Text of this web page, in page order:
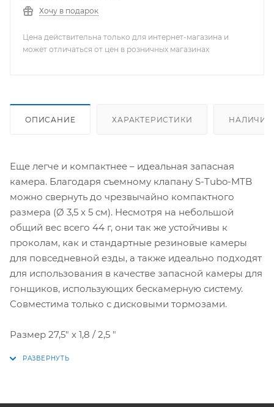
Хочу в подарок
Цена действительна только для интернет-магазина и
может отличаться от цен в розничных магазинах
ОПИСАНИЕ ХАРАКТЕРИСТИКИ НАЛИЧИЕ
Еще легче и компактнее – идеальная запасная
камера. Благодаря съемному клапану S-Tubo-MTB
можно свернуть до чрезвычайно компактного
размера (Ø 3,5 x 5 см). Несмотря на небольшой
общий вес всего 44 г, они так же устойчивы к
проколам, как и стандартные резиновые камеры
для повседневной езды, а также идеально подходят
для использования в качестве запасной камеры для
гонщиков, использующих бескамерную систему.
Совместима только с дисковыми тормозами.
Размер 27,5" х 1,8 / 2,5 "